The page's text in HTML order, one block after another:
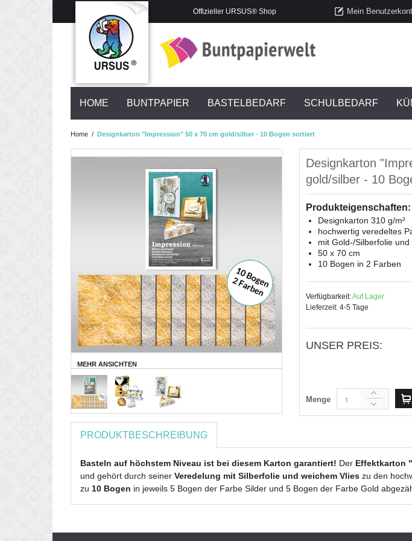
Offizieller URSUS® Shop Mein
HOME BUNTPAPIER BASTELBEDARF SCHULBEDARF
Home / Designkarton "Impression" 50 x 70 cm gold/silber - 10 Bogen sortiert
MEHR ANSICHTEN
Designkarton
gold/silber - 10
Produkteigenschaften:
Designkarton 310 g/m²
hochwertig veredeltes
mit Gold-/Silberfolie
50 x 70 cm
10 Bogen in 2 Farben
Verfügbarkeit:Auf Lager
Lieferzeit: 4-5 Tage
UNSER PREIS:
Menge
PRODUKTBESCHREIBUNG
Basteln auf höchstem Niveau ist bei diesem Karton garantiert! Der Effektkarton
und gehört durch seiner Veredelung mit Silberfolie und weichem Vlies zu den
zu 10 Bogen in jeweils 5 Bogen der Farbe Silder und 5 Bogen der Farbe Gold